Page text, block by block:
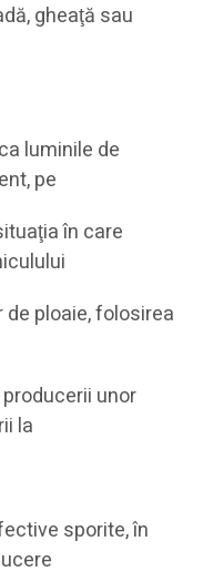
gheaţă sau
luminile de
pe
în care
ploaie, folosirea
unor
la
sporite, în